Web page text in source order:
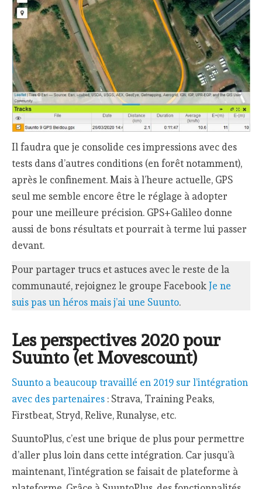
Il faudra que je consolide ces impressions avec des
tests dans d’autres conditions (en forêt notamment),
après le confinement. Mais à l’heure actuelle, GPS
seul me semble encore être le réglage à adopter
pour une meilleure précision. GPS+Galileo donne
aussi de bons résultats et pourrait à terme lui passer
devant.
Pour partager trucs et astuces avec le reste de la
communauté, rejoignez le groupe FacebookJe ne
suis pas un héros mais j’ai une Suunto.
Les perspectives 2020 pour
Suunto (et Movescount)
Suunto a beaucoup travaillé en 2019 sur l’intégration
avec des partenaires : Strava, Training Peaks,
Firstbeat, Stryd, Relive, Runalyse, etc.
SuuntoPlus, c’est une brique de plus pour permettre
d’aller plus loin dans cette intégration. Car jusqu’à
maintenant, l’intégration se faisait de plateforme à